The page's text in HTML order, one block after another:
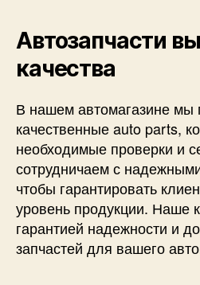
Автозапчасти
качества
В нашем автомагазине мы
качественные auto parts,
необходимые проверки и
сотрудничаем с
чтобы гарантировать
уровень продукции. Наше
гарантией надежности и
запчастей для вашего